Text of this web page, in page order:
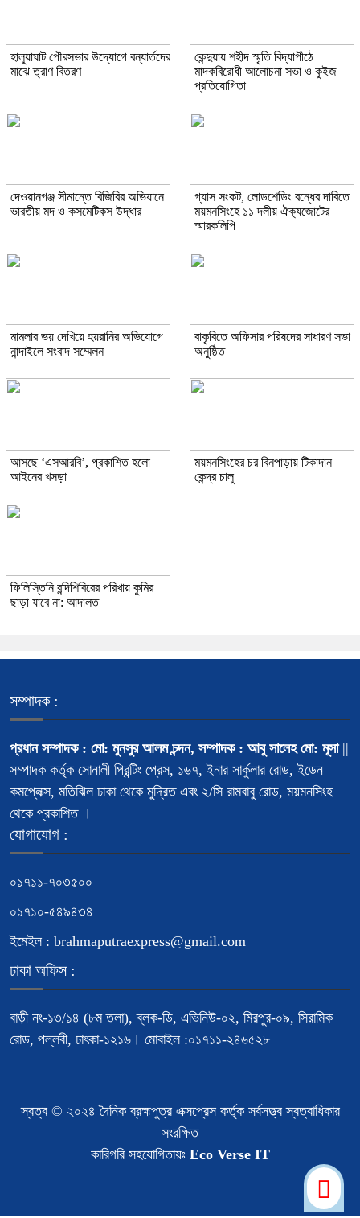
হালুয়াঘাট পৌরসভার উদ্যোগে বন্যার্তদের
মাঝে ত্রাণ বিতরণ
কেন্দুয়ায় শহীদ স্মৃতি বিদ্যাপীঠে
মাদকবিরোধী আলোচনা সভা ও কুইজ
প্রতিযোগিতা
দেওয়ানগঞ্জ সীমান্তে বিজিবির অভিযানে
ভারতীয় মদ ও কসমেটিকস উদ্ধার
গ্যাস সংকট, লোডশেডিং বন্ধের দাবিতে
ময়মনসিংহে ১১ দলীয় ঐক্যজোটের
স্মারকলিপি
মামলার ভয় দেখিয়ে হয়রানির অভিযোগে
নান্দাইলে সংবাদ সম্মেলন
বাকৃবিতে অফিসার পরিষদের সাধারণ সভা
অনুষ্ঠিত
আসছে ‘এসআরবি’, প্রকাশিত হলো
আইনের খসড়া
ময়মনসিংহের চর বিনপাড়ায় টিকাদান
কেন্দ্র চালু
ফিলিস্তিনি বন্দিশিবিরের পরিখায় কুমির
ছাড়া যাবে না: আদালত
সম্পাদক :
প্রধান সম্পাদক : মো: মুনসুর আলম চন্দন, সম্পাদক : আবু সালেহ মো: মূসা||
সম্পাদক কর্তৃক সোনালী প্রিন্টিং প্রেস, ১৬৭, ইনার সার্কুলার রোড, ইডেন
কমপ্লেক্স, মতিঝিল ঢাকা থেকে মুদ্রিত এবং ২/সি রামবাবু রোড, ময়মনসিংহ
থেকে প্রকাশিত ।
যোগাযোগ :
০১৭১১-৭০৩৫০০
০১৭১০-৫৪৯৪৩৪
ইমেইল : brahmaputraexpress@gmail.com
ঢাকা অফিস :
বাড়ী নং-১৩/১৪ (৮ম তলা), ব্লক-ডি, এভিনিউ-০২, মিরপুর-০৯, সিরামিক
রোড, পল্লবী, ঢাৎকা-১২১৬। মোবাইল :০১৭১১-২৪৬৫২৮
স্বত্ব © ২০২৪ দৈনিক ব্রহ্মপুত্র এক্সপ্রেস কর্তৃক সর্বসত্ত্ব স্বত্বাধিকার
সংরক্ষিত
কারিগরি সহযোগিতায়ঃ Eco Verse IT